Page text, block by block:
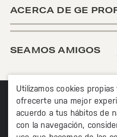
Utilizamos cookies
ofrecerte una mejor
acuerdo a tus hábitos de
con la navegación,
ACERCA DE GE
SEAMOS AMIGOS